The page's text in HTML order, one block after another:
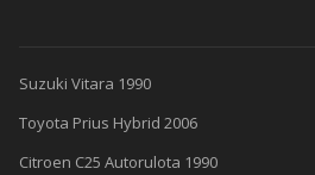
Suzuki Vitara 1990
Toyota Prius Hybrid 2006
Citroen C25 Autorulota 1990